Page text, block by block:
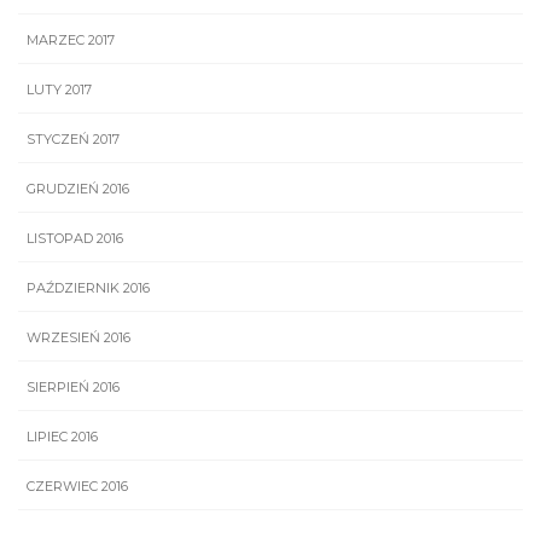
MARZEC 2017
LUTY 2017
STYCZEŃ 2017
GRUDZIEŃ 2016
LISTOPAD 2016
PAŹDZIERNIK 2016
WRZESIEŃ 2016
SIERPIEŃ 2016
LIPIEC 2016
CZERWIEC 2016